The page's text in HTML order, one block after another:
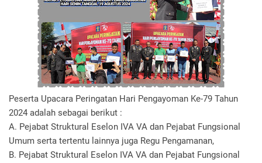
Peserta Upacara Peringatan Hari Pengayoman Ke-79 Tahun
2024 adalah sebagai berikut :
A. Pejabat Struktural Eselon IVA VA dan Pejabat Fungsional
Umum serta tertentu lainnya juga Regu Pengamanan,
B. Pejabat Struktural Eselon IVA VA dan Pejabat Fungsional